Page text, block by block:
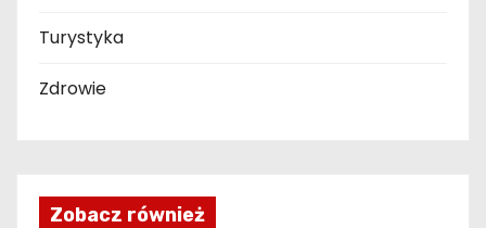
Turystyka
Zdrowie
Zobacz również